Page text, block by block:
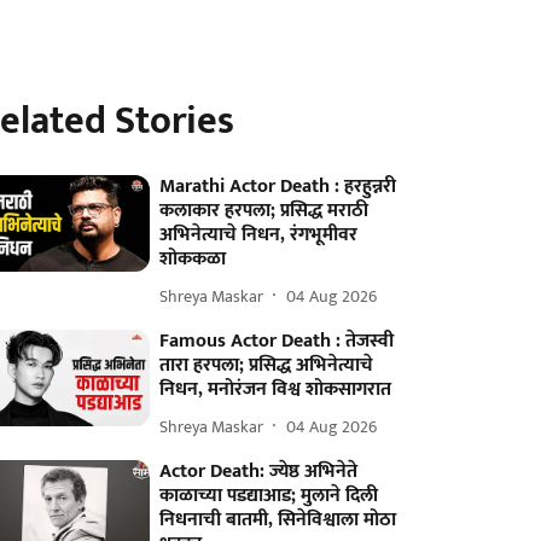
Stories
Marathi Actor Death : हरहुन्नरी
कलाकार हरपला; प्रसिद्ध मराठी
अभिनेत्याचे निधन, रंगभूमीवर
शोककळा
Shreya Maskar 04 Aug 2026
Famous Actor Death : तेजस्वी
तारा हरपला; प्रसिद्ध अभिनेत्याचे
निधन, मनोरंजन विश्व शोकसागरात
Shreya Maskar 04 Aug 2026
Actor Death: ज्येष्ठ अभिनेते
काळाच्या पडद्याआड; मुलाने दिली
निधनाची बातमी, सिनेविश्वाला मोठा